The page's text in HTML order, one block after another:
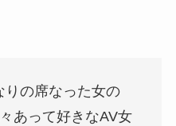
りの席なった女の
あって好きなAV女